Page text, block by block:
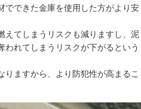
でできた金庫を使用した方がより安
えてしまうリスクも減りますし、泥
れてしまうリスクが下がるという
ますから、より防犯性が高まるこ